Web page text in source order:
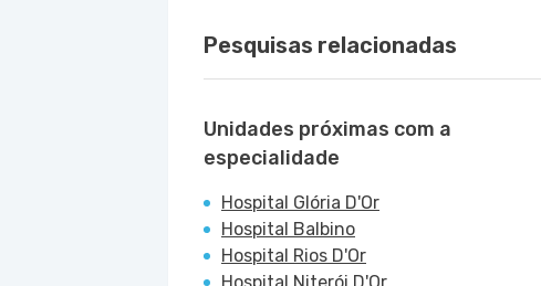
Pesquisas relacionadas
Unidades próximas com a
especialidade
Hospital Glória D'Or
Hospital Balbino
Hospital Rios D'Or